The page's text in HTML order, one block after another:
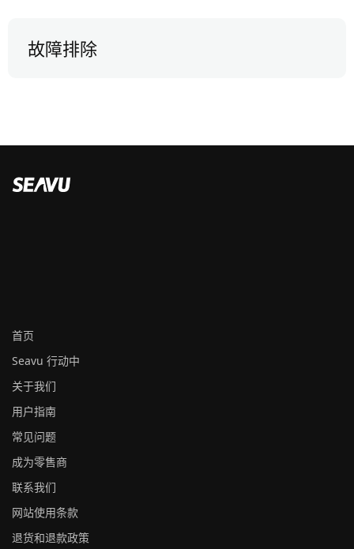
故障排除
首页
Seavu 行动中
关于我们
用户指南
常见问题
成为零售商
联系我们
网站使用条款
退货和退款政策